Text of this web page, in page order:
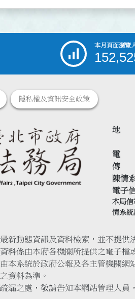
本月頁面瀏覽
隱私權及資訊安全政策
地
電
傳
陳情
電子
本局信
情系統
新動態資訊及資料檢索，並不提
料係由本府各機關所提供之電子
本系統於政府公報及各主管機關
資料為準。
漏之處，敬請告知本網站管理人員